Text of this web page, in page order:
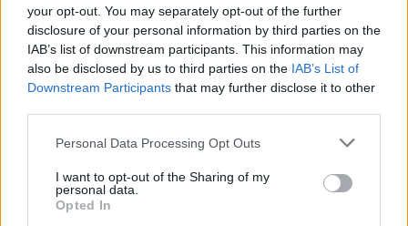
your opt-out. You may separately opt-out of the further
disclosure of your personal information by third parties on the
IAB’s list of downstream participants. This information may
also be disclosed by us to third parties on the IAB’s List of
Downstream Participants that may further disclose it to other
Personal Data Processing Opt Outs
I want to opt-out of the Sharing of my
personal data.
Opted In